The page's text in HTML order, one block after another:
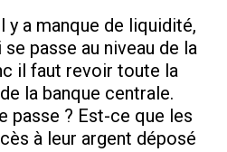
y a manque de liquidité,
passe au niveau de la
il faut revoir toute la
la banque centrale.
passe ? Est-ce que les
à leur argent déposé